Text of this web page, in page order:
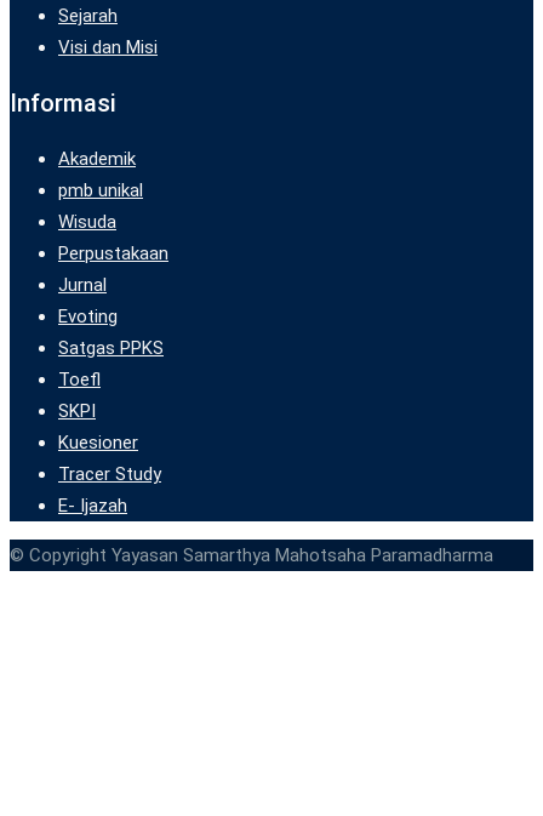
Sejarah
Visi dan Misi
Informasi
Akademik
pmb unikal
Wisuda
Perpustakaan
Jurnal
Evoting
Satgas PPKS
Toefl
SKPI
Kuesioner
Tracer Study
E- Ijazah
© Copyright Yayasan Samarthya Mahotsaha Paramadharma